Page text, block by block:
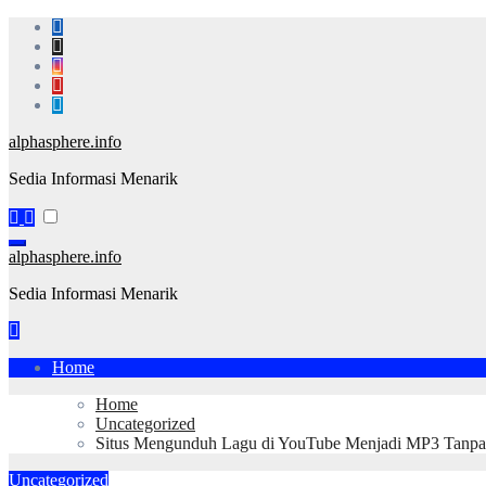
Skip
content
alphasphere.info
Sedia Informasi Menarik
alphasphere.info
Sedia Informasi Menarik
Home
Home
Uncategorized
Situs Mengunduh Lagu di YouTube Menjadi MP3
Uncategorized